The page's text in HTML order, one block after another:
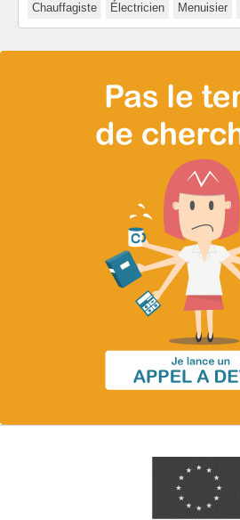
Chauffagiste Électricien Menuisier